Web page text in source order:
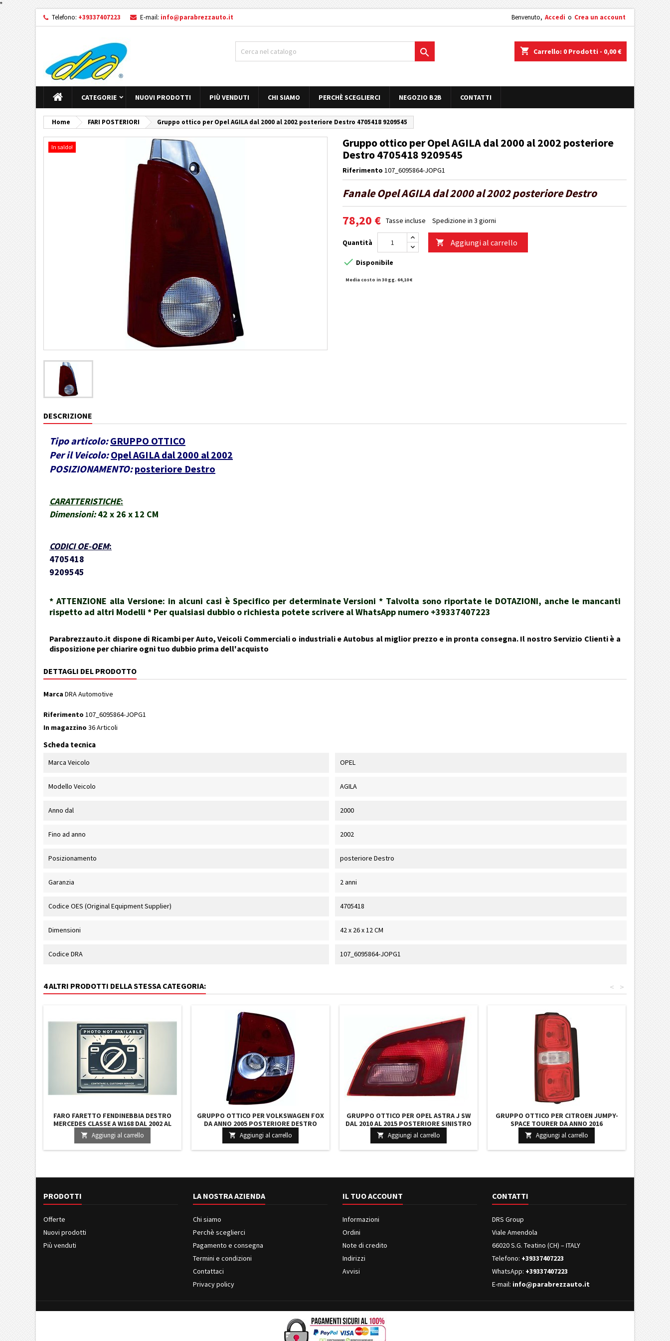
"
Telefono: +39337407223 E-mail: info@parabrezzauto.it Benvenuto, Accedi o Crea un account
shopping_cart Carrello: 0 Prodotti - 0,00 €

CATEGORIE NUOVI PRODOTTI PIÙ VENDUTI CHI SIAMO PERCHÈ SCEGLIERCI NEGOZIO B2B CONTATTI
Home FARI POSTERIORI Gruppo ottico per Opel AGILA dal 2000 al 2002 posteriore Destro 4705418 9209545
In saldo!
Gruppo ottico per Opel AGILA dal 2000 al 2002 posteriore
Destro 4705418 9209545
Riferimento 107_6095864-JOPG1
Fanale Opel AGILA dal 2000 al 2002 posteriore Destro
78,20 € Tasse incluse Spedizione in 3 giorni
Quantità  Aggiungi al carrello
 Disponibile
Media costo in 30 gg. 64,10 €
DESCRIZIONE
Tipo articolo: GRUPPO OTTICO
Per il Veicolo: Opel AGILA dal 2000 al 2002
POSIZIONAMENTO: posteriore Destro
CARATTERISTICHE:
Dimensioni: 42 x 26 x 12 CM
CODICI OE-OEM:
4705418
9209545
* ATTENZIONE alla Versione: in alcuni casi è Specifico per determinate Versioni * Talvolta sono riportate le DOTAZIONI, anche le mancanti
rispetto ad altri Modelli * Per qualsiasi dubbio o richiesta potete scrivere al WhatsApp numero +39337407223
Parabrezzauto.it dispone di Ricambi per Auto, Veicoli Commerciali o industriali e Autobus al miglior prezzo e in pronta consegna. Il nostro Servizio Clienti è a
disposizione per chiarire ogni tuo dubbio prima dell'acquisto
DETTAGLI DEL PRODOTTO
Marca DRA Automotive
Riferimento 107_6095864-JOPG1
In magazzino 36 Articoli
Scheda tecnica
Marca Veicolo OPEL
Modello Veicolo AGILA
Anno dal 2000
Fino ad anno 2002
Posizionamento posteriore Destro
Garanzia 2 anni
Codice OES (Original Equipment Supplier) 4705418
Dimensioni 42 x 26 x 12 CM
Codice DRA 107_6095864-JOPG1
4 ALTRI PRODOTTI DELLA STESSA CATEGORIA: >
<
FARO FARETTO FENDINEBBIA DESTRO
MERCEDES CLASSE A W168 DAL 2002 AL
2004
 Aggiungi al carrello
GRUPPO OTTICO PER VOLKSWAGEN FOX
DA ANNO 2005 POSTERIORE DESTRO
 Aggiungi al carrello
GRUPPO OTTICO PER OPEL ASTRA J SW
DAL 2010 AL 2015 POSTERIORE SINISTRO
INT. LUCE ROSSA
 Aggiungi al carrello
GRUPPO OTTICO PER CITROEN JUMPY-
SPACE TOURER DA ANNO 2016
POSTERIORE SINISTRO 9808243180
SU001A4081
 Aggiungi al carrello
PRODOTTI
Offerte
Nuovi prodotti
Più venduti
LA NOSTRA AZIENDA
Chi siamo
Perchè sceglierci
Pagamento e consegna
Termini e condizioni
Contattaci
Privacy policy
IL TUO ACCOUNT
Informazioni
Ordini
Note di credito
Indirizzi
Avvisi
CONTATTI
DRS Group
Viale Amendola
66020 S.G. Teatino (CH) – ITALY
Telefono: +39337407223
WhatsApp: +39337407223
E-mail: info@parabrezzauto.it